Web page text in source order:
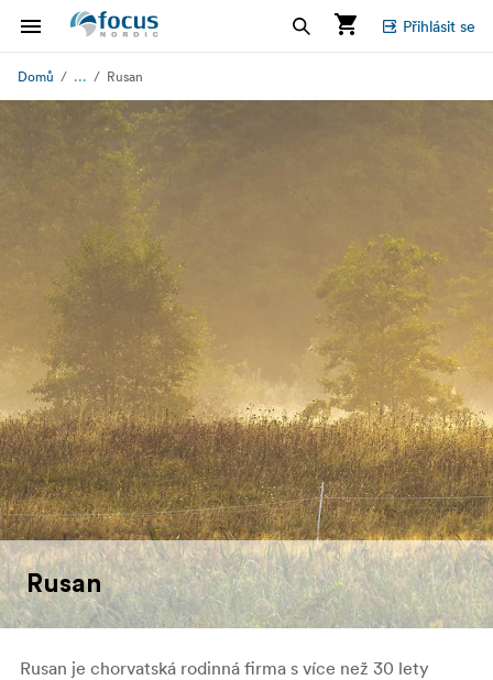
Přihlásit se
Domů ... Rusan
Rusan
Rusan je chorvatská rodinná firma s více než 30 lety